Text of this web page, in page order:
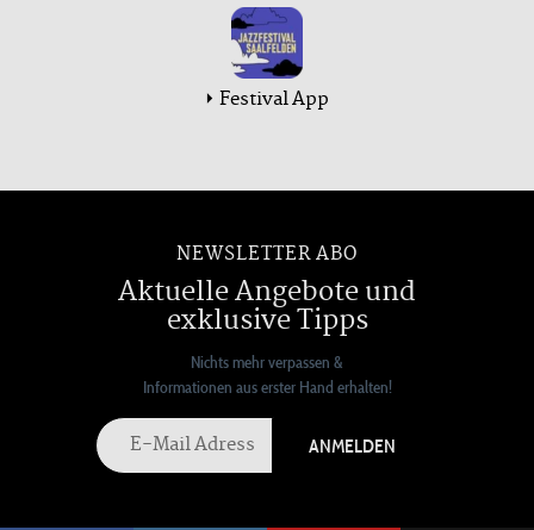
Festival App
NEWSLETTER ABO
Aktuelle Angebote und
exklusive Tipps
Nichts mehr verpassen &
Informationen aus erster Hand erhalten!
ANMELDEN